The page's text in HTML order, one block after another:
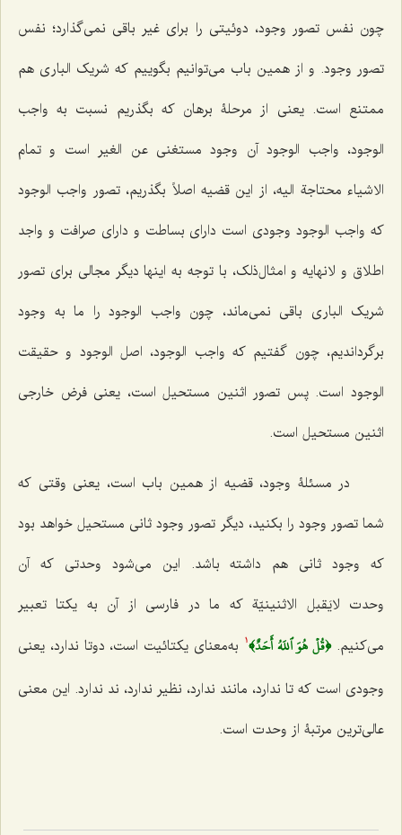
چون نفس تصور وجود، دوئیتى را براى غیر باقى نمى‌گذارد؛ نفس
تصور وجود. و از همین باب مى‌توانیم بگوییم که شریک البارى هم
ممتنع است. یعنى از مرحلۀ برهان که بگذریم نسبت به واجب
الوجود، واجب الوجود آن وجود مستغنىعن الغیر است و تمام
الاشیاء محتاجة الیه، از این قضیه اصلاً بگذریم، تصور واجب الوجود
که واجب الوجود وجودى است داراى بساطت و داراى صرافت و واجد
اطلاق و لانهایه و امثال‌ذلک، با توجه به اینها دیگر مجالى براى تصور
شریک البارى باقى نمى‌ماند، چون واجب الوجود را ما به وجود
برگرداندیم، چون گفتیم که واجب الوجود، اصل الوجود و حقیقت
الوجود است. پس تصور اثنین مستحیل است، یعنى فرض خارجى
اثنین مستحیل است.
در مسئلۀ وجود، قضیه از همین باب است، یعنى وقتى که
شما تصور وجود را بکنید، دیگر تصور وجود ثانى مستحیل خواهد بود
که وجود ثانی هم داشته باشد. این می‌شود وحدتى که آن
وحدت لایَقبل الاثنینیّةکه ما در فارسى از آن به یکتا تعبیر
مى‌کنیم.﴿قُلۡ هُوَ ٱللَهُ أَحَدٌ﴾1
به‌معناى یکتائیت است، دوتا ندارد، یعنى
وجودى است که تا ندارد، مانند ندارد، نظیر ندارد، ند ندارد. این معنی
عالی‌ترین مرتبۀ از وحدت است.